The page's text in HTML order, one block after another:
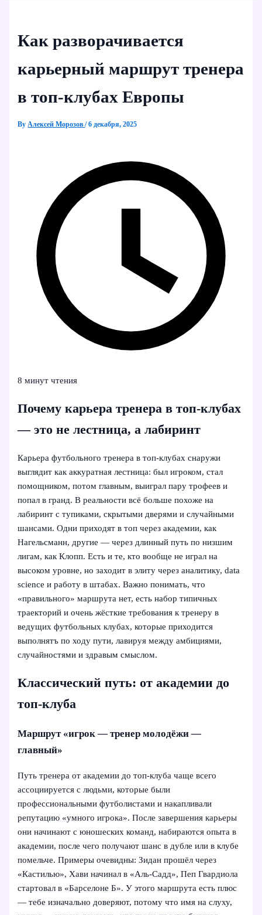
Как разворачивается
карьерный маршрут тренера
в топ-клубах Европы
ByАлексей Морозов/6 декабря, 2025
8 минут чтения
Почему карьера тренера в топ-клубах
— это не лестница, а лабиринт
Карьера футбольного тренера в топ-клубах снаружи
выглядит как аккуратная лестница: был игроком, стал
помощником, потом главным, выиграл пару трофеев и
попал в гранд. В реальности всё больше похоже на
лабиринт с тупиками, скрытыми дверями и случайными
шансами. Одни приходят в топ через академии, как
Нагельсманн, другие — через длинный путь по низшим
лигам, как Клопп. Есть и те, кто вообще не играл на
высоком уровне, но заходит в элиту через аналитику, data
science и работу в штабах. Важно понимать, что
«правильного» маршрута нет, есть набор типичных
траекторий и очень жёсткие требования к тренеру в
ведущих футбольных клубах, которые приходится
выполнятъ по ходу пути, лавируя между амбициями,
случайностями и здравым смыслом.
Классический путь: от академии до
топ-клуба
Маршрут «игрок — тренер молодёжи —
главный»
Путь тренера от академии до топ-клуба чаще всего
ассоциируется с людьми, которые были
профессиональными футболистами и накапливали
репутацию «умного игрока». После завершения карьеры
они начинают с юношеских команд, набираются опыта в
академии, после чего получают шанс в дубле или в клубе
помельче. Примеры очевидны: Зидан прошёл через
«Кастилью», Хави начинал в «Аль-Садд», Пеп Гвардиола
стартовал в «Барселоне Б». У этого маршрута есть плюс
— тебе изначально доверяют, потому что имя на слуху,